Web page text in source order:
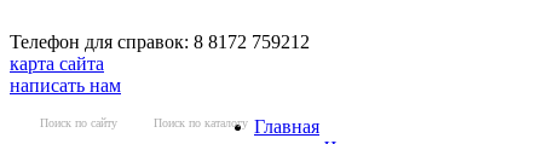
Телефон для справок: 8 8172 759212
карта сайта
написать нам
Поиск по сайту Поиск по каталогу Главная